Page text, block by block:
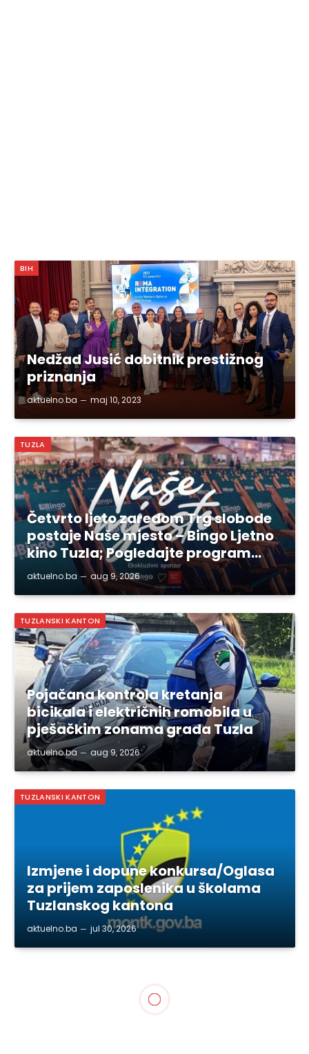
BIH
Nedžad Jusić dobitnik prestižnog
priznanja
aktuelno.ba maj 10, 2023
TUZLA
Četvrto ljeto zaredom Trg slobode
postaje Naše mjesto – Bingo Ljetno
kino Tuzla; Pogledajte program…
aktuelno.ba aug 9, 2026
TUZLANSKI KANTON
Pojačana kontrola kretanja
bicikala i električnih romobila u
pješačkim zonama grada Tuzla
aktuelno.ba aug 9, 2026
TUZLANSKI KANTON
Izmjene i dopune konkursa/Oglasa
za prijem zaposlenika u školama
Tuzlanskog kantona
aktuelno.ba jul 30, 2026